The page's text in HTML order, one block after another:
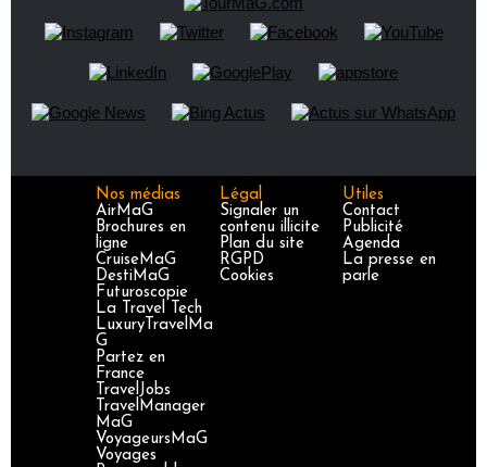
Nos médias
AirMaG
Brochures en
ligne
CruiseMaG
DestiMaG
Futuroscopie
La Travel Tech
LuxuryTravelMa
G
Partez en
France
TravelJobs
TravelManager
MaG
VoyageursMaG
Voyages
Légal
Signaler un
contenu illicite
Plan du site
RGPD
Cookies
Utiles
Contact
Publicité
Agenda
La presse en
parle